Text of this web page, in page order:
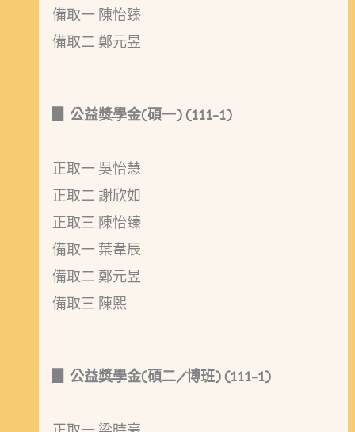
備取一 陳怡臻
備取二 鄭元昱
▊ 公益獎學金(碩一) (111-1)
正取一 吳怡慧
正取二 謝欣如
正取三 陳怡臻
備取一 葉韋辰
備取二 鄭元昱
備取三 陳熙
▊ 公益獎學金(碩二/博班) (111-1)